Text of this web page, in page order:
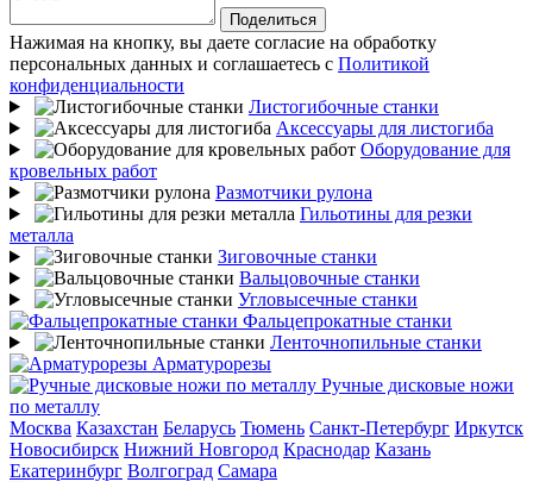
Поделиться
Нажимая на кнопку, вы даете согласие на обработку
персональных данных и соглашаетесь с Политикой
конфиденциальности
Листогибочные станки
Аксессуары для листогиба
Оборудование для
кровельных работ
Размотчики рулона
Гильотины для резки
металла
Зиговочные станки
Вальцовочные станки
Угловысечные станки
Фальцепрокатные станки
Ленточнопильные станки
Арматурорезы
Ручные дисковые ножи
по металлу
Москва Казахстан Беларусь Тюмень Санкт-Петербург Иркутск
Новосибирск Нижний Новгород Краснодар Казань
Екатеринбург Волгоград Самара